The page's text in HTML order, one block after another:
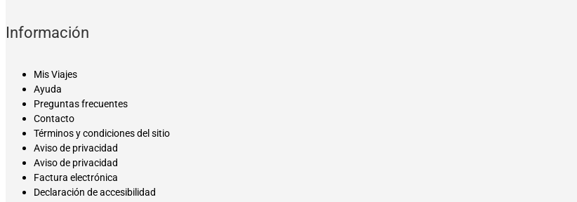
Información
Mis Viajes
Ayuda
Preguntas frecuentes
Contacto
Términos y condiciones del sitio
Aviso de privacidad
Aviso de privacidad
Factura electrónica
Declaración de accesibilidad